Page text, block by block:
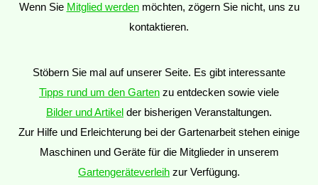
Wenn Sie Mitglied werdenmöchten, zögern Sie nicht, uns zu
kontaktieren.
Stöbern Sie mal auf unserer Seite. Es gibt interessante
Tipps rund um den Garten zu entdecken sowie viele
Bilder und Artikel der bisherigen Veranstaltungen.
Zur Hilfe und Erleichterung bei der Gartenarbeit stehen einige
Maschinen und Geräte für die Mitglieder in unserem
Gartengeräteverleih zur Verfügung.